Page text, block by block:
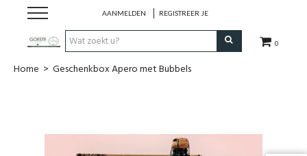
0
AANMELDEN REGISTREER JE
HOME
Home > Geschenkbox Apero met Bubbels